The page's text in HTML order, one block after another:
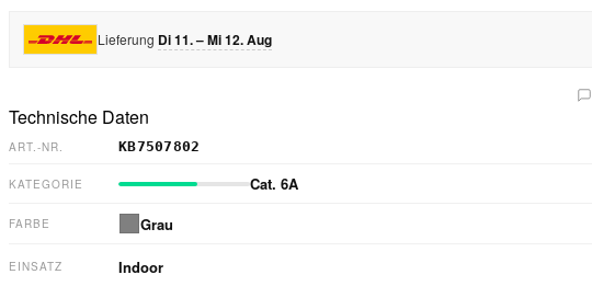
Lieferung Di 11. – Mi 12. Aug
Technische Daten
ART.-NR. KB7507802
KATEGORIE Cat. 6A
FARBE Grau
EINSATZ Indoor